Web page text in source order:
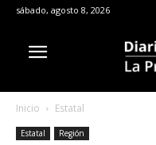
sábado, agosto 8, 2026
Inicio Estatal
Estatal Región